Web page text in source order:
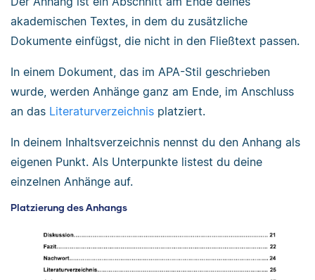
akademischen Textes, in dem du zusätzliche
Dokumente einfügst, die nicht in den Fließtext passen.
In einem Dokument, das im APA-Stil geschrieben
wurde, werden Anhänge ganz am Ende, im Anschluss
an das Literaturverzeichnis platziert.
In deinem Inhaltsverzeichnis nennst du den Anhang als
eigenen Punkt. Als Unterpunkte listest du deine
einzelnen Anhänge auf.
Platzierung des Anhangs